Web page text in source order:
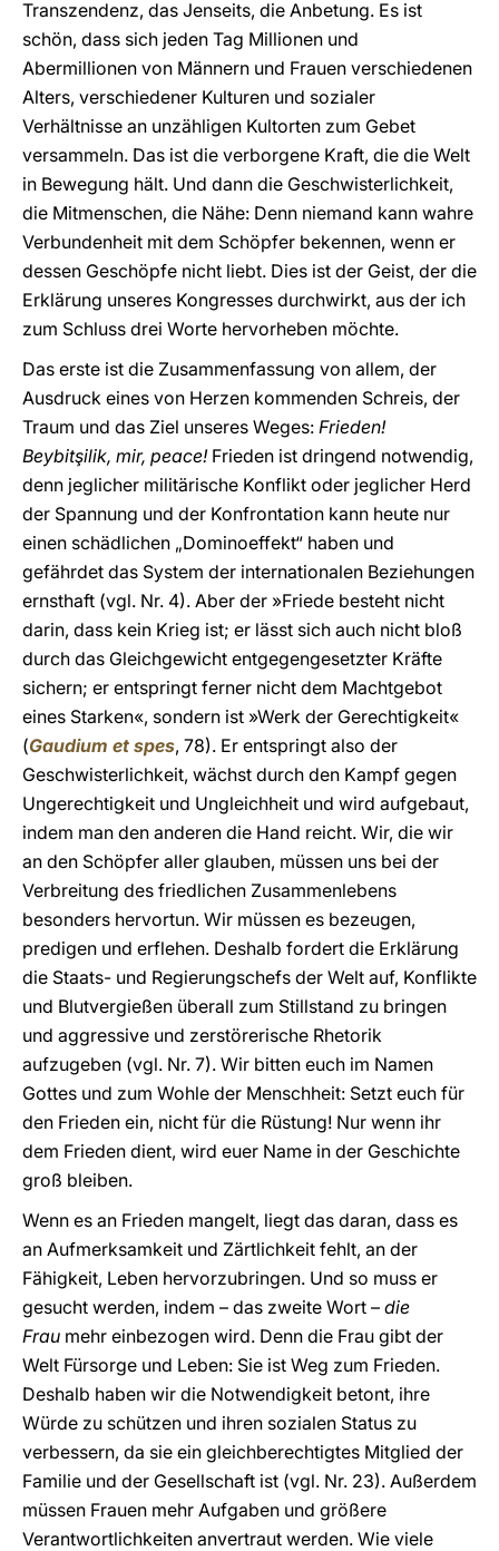
Transzendenz, das Jenseits, die Anbetung. Es ist
schön, dass sich jeden Tag Millionen und
Abermillionen von Männern und Frauen verschiedenen
Alters, verschiedener Kulturen und sozialer
Verhältnisse an unzähligen Kultorten zum Gebet
versammeln. Das ist die verborgene Kraft, die die Welt
in Bewegung hält. Und dann die Geschwisterlichkeit,
die Mitmenschen, die Nähe: Denn niemand kann wahre
Verbundenheit mit dem Schöpfer bekennen, wenn er
dessen Geschöpfe nicht liebt. Dies ist der Geist, der die
Erklärung unseres Kongresses durchwirkt, aus der ich
zum Schluss drei Worte hervorheben möchte.
Das erste ist die Zusammenfassung von allem, der
Ausdruck eines von Herzen kommenden Schreis, der
Traum und das Ziel unseres Weges: Frieden!
Beybitşilik, mir, peace!Frieden ist dringend notwendig,
denn jeglicher militärische Konflikt oder jeglicher Herd
der Spannung und der Konfrontation kann heute nur
einen schädlichen „Dominoeffekt“ haben und
gefährdet das System der internationalen Beziehungen
ernsthaft (vgl. Nr. 4). Aber der »Friede besteht nicht
darin, dass kein Krieg ist; er lässt sich auch nicht bloß
durch das Gleichgewicht entgegengesetzter Kräfte
sichern; er entspringt ferner nicht dem Machtgebot
eines Starken«, sondern ist »Werk der Gerechtigkeit«
(Gaudium et spes, 78). Er entspringt also der
Geschwisterlichkeit, wächst durch den Kampf gegen
Ungerechtigkeit und Ungleichheit und wird aufgebaut,
indem man den anderen die Hand reicht. Wir, die wir
an den Schöpfer aller glauben, müssen uns bei der
Verbreitung des friedlichen Zusammenlebens
besonders hervortun. Wir müssen es bezeugen,
predigen und erflehen. Deshalb fordert die Erklärung
die Staats- und Regierungschefs der Welt auf, Konflikte
und Blutvergießen überall zum Stillstand zu bringen
und aggressive und zerstörerische Rhetorik
aufzugeben (vgl. Nr. 7). Wir bitten euch im Namen
Gottes und zum Wohle der Menschheit: Setzt euch für
den Frieden ein, nicht für die Rüstung! Nur wenn ihr
dem Frieden dient, wird euer Name in der Geschichte
groß bleiben.
Wenn es an Frieden mangelt, liegt das daran, dass es
an Aufmerksamkeit und Zärtlichkeit fehlt, an der
Fähigkeit, Leben hervorzubringen. Und so muss er
gesucht werden, indem – das zweite Wort – die
Frau mehr einbezogen wird. Denn die Frau gibt der
Welt Fürsorge und Leben: Sie ist Weg zum Frieden.
Deshalb haben wir die Notwendigkeit betont, ihre
Würde zu schützen und ihren sozialen Status zu
verbessern, da sie ein gleichberechtigtes Mitglied der
Familie und der Gesellschaft ist (vgl. Nr. 23). Außerdem
müssen Frauen mehr Aufgaben und größere
Verantwortlichkeiten anvertraut werden. Wie viele